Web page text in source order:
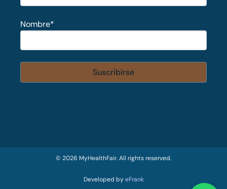
Nombre*
© 2026 MyHealthFair. All rights reserved.
Developed byeFrank